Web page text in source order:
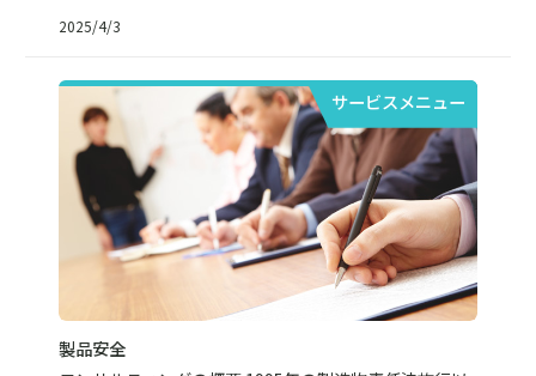
2025/4/3
サービスメニュー
製品安全